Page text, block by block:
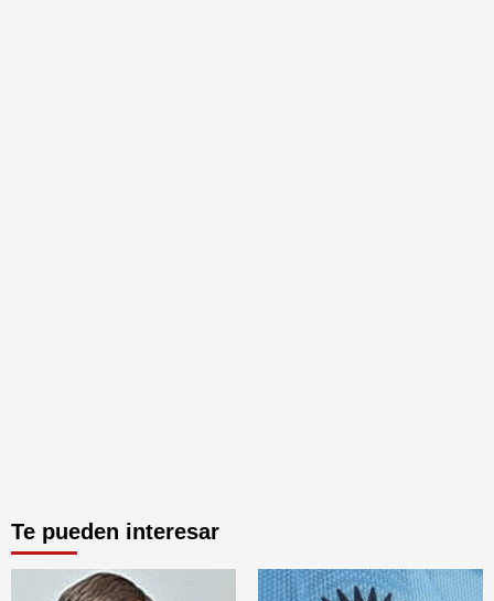
Te pueden interesar